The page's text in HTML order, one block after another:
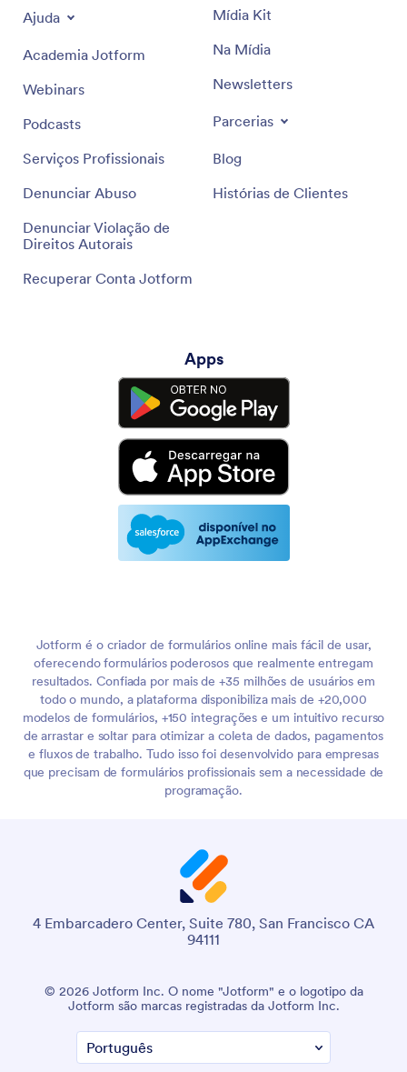
Ajuda
Academia Jotform
Webinars
Podcasts
Serviços Profissionais
Denunciar Abuso
Denunciar Violação de
Direitos Autorais
Recuperar Conta Jotform
Mídia Kit
Na Mídia
Newsletters
Parcerias
Blog
Histórias de Clientes
Apps
Jotform é o criador de formulários online mais fácil de usar,
oferecendo formulários poderosos que realmente entregam
resultados. Confiada por mais de +35 milhões de usuários em
todo o mundo, a plataforma disponibiliza mais de +20,000
modelos de formulários, +150 integrações e um intuitivo recurso
de arrastar e soltar para otimizar a coleta de dados, pagamentos
e fluxos de trabalho. Tudo isso foi desenvolvido para empresas
que precisam de formulários profissionais sem a necessidade de
programação.
4 Embarcadero Center, Suite 780, San Francisco CA
94111
© 2026 Jotform Inc. O nome "Jotform" e o logotipo da
Jotform são marcas registradas da Jotform Inc.